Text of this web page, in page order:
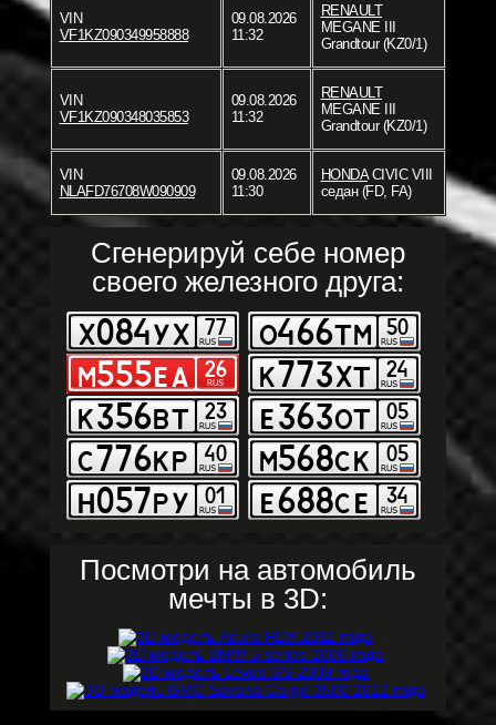
VIN
VF1KZ090349958888
09.08.2026
11:32
RENAULT
MEGANE III
Grandtour (KZ0/1)
VIN
VF1KZ090348035853
09.08.2026
11:32
RENAULT
MEGANE III
Grandtour (KZ0/1)
VIN
NLAFD76708W090909
09.08.2026
11:30
HONDACIVIC VIII
седан (FD, FA)
Сгенерируй себе номер
своего железного друга:
Посмотри на автомобиль
мечты в 3D: